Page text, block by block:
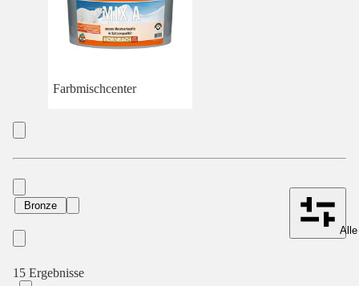
Farbmischcenter
Bronze
15 Ergebnisse